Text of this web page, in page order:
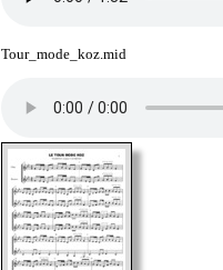
Tour_mode_koz.mid